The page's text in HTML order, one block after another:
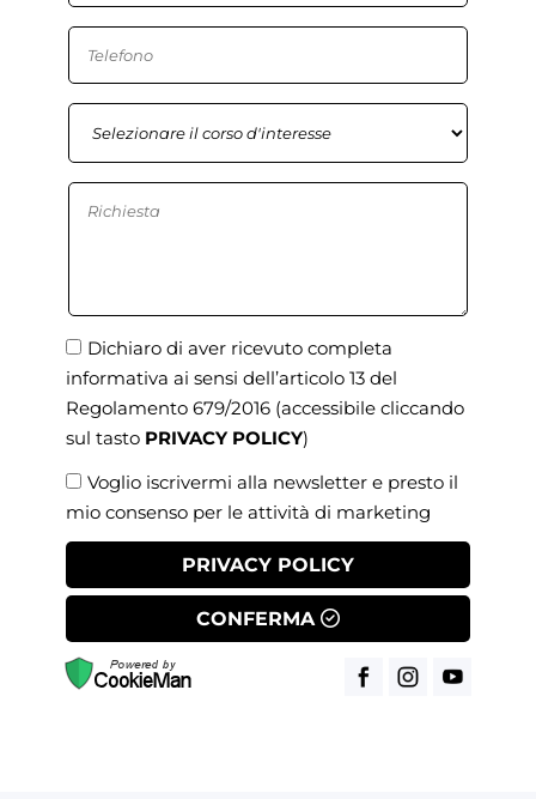
Dichiaro di aver ricevuto completa
informativa ai sensi dell’articolo 13 del
Regolamento 679/2016 (accessibile cliccando
sul tasto PRIVACY POLICY)
Voglio iscrivermi alla newsletter e presto il
mio consenso per le attività di marketing
PRIVACY POLICY
CONFERMA